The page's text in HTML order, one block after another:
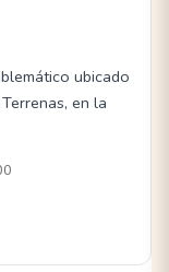
ubicado
en la